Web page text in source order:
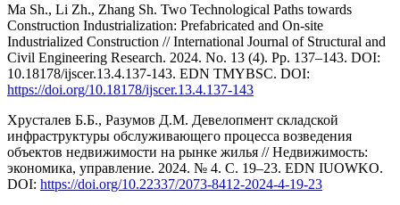
Ma Sh., Li Zh., Zhang Sh. Two Technological Paths towards
Construction Industrialization: Prefabricated and On-site
Industrialized Construction // International Journal of Structural and
Civil Engineering Research. 2024. No. 13 (4). Pp. 137–143. DOI:
10.18178/ijscer.13.4.137-143. EDN TMYBSC. DOI:
https://doi.org/10.18178/ijscer.13.4.137-143
Хрусталев Б.Б., Разумов Д.М. Девелопмент складской
инфраструктуры обслуживающего процесса возведения
объектов недвижимости на рынке жилья // Недвижимость:
экономика, управление. 2024. № 4. С. 19–23. EDN IUOWKO.
DOI: https://doi.org/10.22337/2073-8412-2024-4-19-23